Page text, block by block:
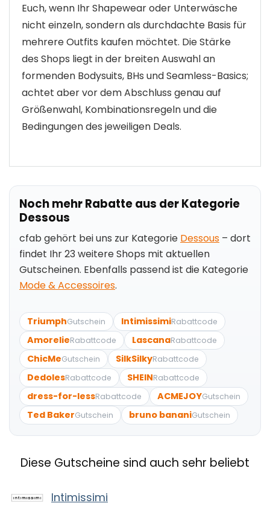
Euch, wenn Ihr Shapewear oder Unterwäsche
nicht einzeln, sondern als durchdachte Basis für
mehrere Outfits kaufen möchtet. Die Stärke
des Shops liegt in der breiten Auswahl an
formenden Bodysuits, BHs und Seamless-Basics;
achtet aber vor dem Abschluss genau auf
Größenwahl, Kombinationsregeln und die
Bedingungen des jeweiligen Deals.
Noch mehr Rabatte aus der Kategorie
Dessous
cfab gehört bei uns zur Kategorie Dessous – dort
findet Ihr 23 weitere Shops mit aktuellen
Gutscheinen. Ebenfalls passend ist die Kategorie
Mode & Accessoires.
TriumphGutschein IntimissimiRabattcode
AmorelieRabattcode LascanaRabattcode
ChicMeGutschein SilkSilkyRabattcode
DedolesRabattcode SHEINRabattcode
dress-for-lessRabattcode ACMEJOYGutschein
Ted BakerGutschein bruno bananiGutschein
Diese Gutscheine sind auch sehr beliebt
Intimissimi